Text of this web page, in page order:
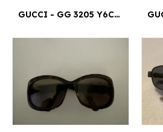
GUCCI - GG 3205 Y6C 140